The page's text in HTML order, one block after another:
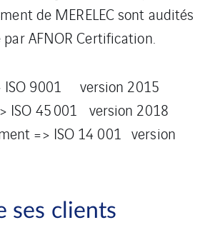
de MERELEC sont audités
AFNOR Certification.
ISO 9001 version 2015
ISO 45 001 version 2018
=> ISO 14 001 version
ses clients